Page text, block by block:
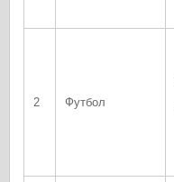
2 Футбол